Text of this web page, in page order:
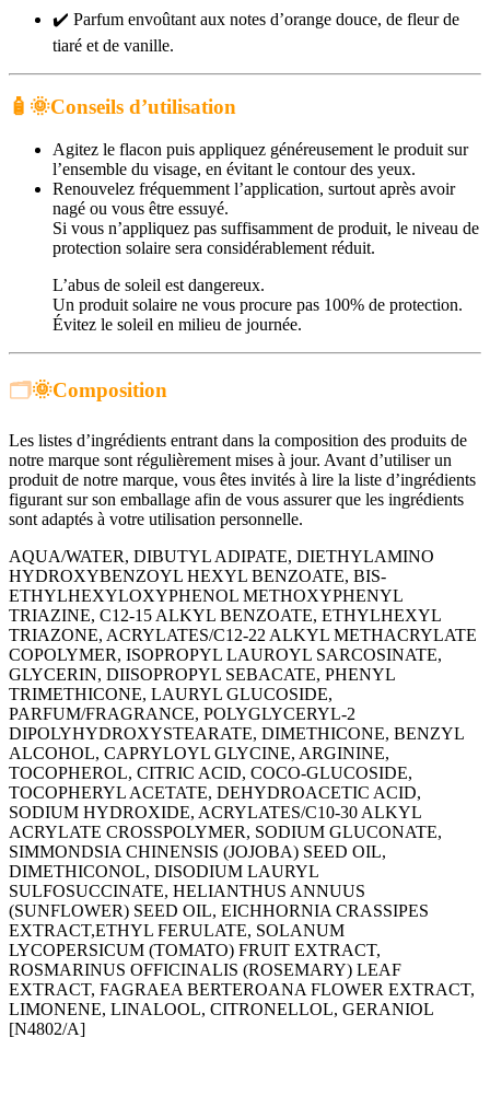
✔️ Parfum envoûtant aux notes d’orange douce, de fleur de
tiaré et de vanille.
🧴 🌞Conseils d’utilisation
Agitez le flacon puis appliquez généreusement le produit sur
l’ensemble du visage, en évitant le contour des yeux.
Renouvelez fréquemment l’application, surtout après avoir
nagé ou vous être essuyé.
Si vous n’appliquez pas suffisamment de produit, le niveau de
protection solaire sera considérablement réduit.
L’abus de soleil est dangereux.
Un produit solaire ne vous procure pas 100% de protection.
Évitez le soleil en milieu de journée.
🗂️🌞Composition
Les listes d’ingrédients entrant dans la composition des produits de
notre marque sont régulièrement mises à jour. Avant d’utiliser un
produit de notre marque, vous êtes invités à lire la liste d’ingrédients
figurant sur son emballage afin de vous assurer que les ingrédients
sont adaptés à votre utilisation personnelle.
AQUA/WATER, DIBUTYL ADIPATE, DIETHYLAMINO
HYDROXYBENZOYL HEXYL BENZOATE, BIS-
ETHYLHEXYLOXYPHENOL METHOXYPHENYL
TRIAZINE, C12-15 ALKYL BENZOATE, ETHYLHEXYL
TRIAZONE, ACRYLATES/C12-22 ALKYL METHACRYLATE
COPOLYMER, ISOPROPYL LAUROYL SARCOSINATE,
GLYCERIN, DIISOPROPYL SEBACATE, PHENYL
TRIMETHICONE, LAURYL GLUCOSIDE,
PARFUM/FRAGRANCE, POLYGLYCERYL-2
DIPOLYHYDROXYSTEARATE, DIMETHICONE, BENZYL
ALCOHOL, CAPRYLOYL GLYCINE, ARGININE,
TOCOPHEROL, CITRIC ACID, COCO-GLUCOSIDE,
TOCOPHERYL ACETATE, DEHYDROACETIC ACID,
SODIUM HYDROXIDE, ACRYLATES/C10-30 ALKYL
ACRYLATE CROSSPOLYMER, SODIUM GLUCONATE,
SIMMONDSIA CHINENSIS (JOJOBA) SEED OIL,
DIMETHICONOL, DISODIUM LAURYL
SULFOSUCCINATE, HELIANTHUS ANNUUS
(SUNFLOWER) SEED OIL, EICHHORNIA CRASSIPES
EXTRACT,ETHYL FERULATE, SOLANUM
LYCOPERSICUM (TOMATO) FRUIT EXTRACT,
ROSMARINUS OFFICINALIS (ROSEMARY) LEAF
EXTRACT, FAGRAEA BERTEROANA FLOWER EXTRACT,
LIMONENE, LINALOOL, CITRONELLOL, GERANIOL
[N4802/A]